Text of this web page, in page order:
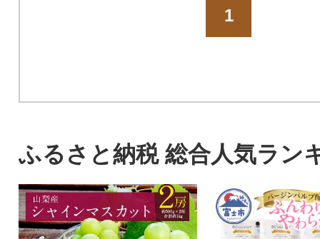
1
ふるさと納税 総合人気ラン